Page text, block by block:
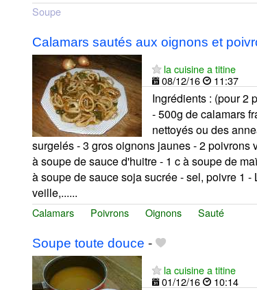
Soupe
Calamars sautés aux oignons et
la cuisine a titine
08/12/16
11:37
Ingrédients : (pour 2
- 500g de calamars
nettoyés ou des
surgelés - 3 gros oignons jaunes - 2 poivrons
à soupe de sauce d'huitre - 1 c à soupe de
à soupe de sauce soja sucrée - sel, poivre 1 -
veille,......
Calamars Poivrons Oignons Sauté
Soupe toute douce -
la cuisine a titine
01/12/16
10:14